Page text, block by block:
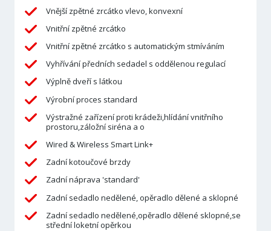
Vnější zpětné zrcátko vlevo, konvexní
Vnitřní zpětné zrcátko
Vnitřní zpětné zrcátko s automatickým stmíváním
Vyhřívání předních sedadel s oddělenou regulací
Výplně dveří s látkou
Výrobní proces standard
Výstražné zařízení proti krádeži,hlídání vnitřního
prostoru,záložní siréna a o
Wired & Wireless Smart Link+
Zadní kotoučové brzdy
Zadní náprava 'standard'
Zadní sedadlo nedělené, opěradlo dělené a sklopné
Zadní sedadlo nedělené,opěradlo dělené sklopné,se
střední loketní opěrkou